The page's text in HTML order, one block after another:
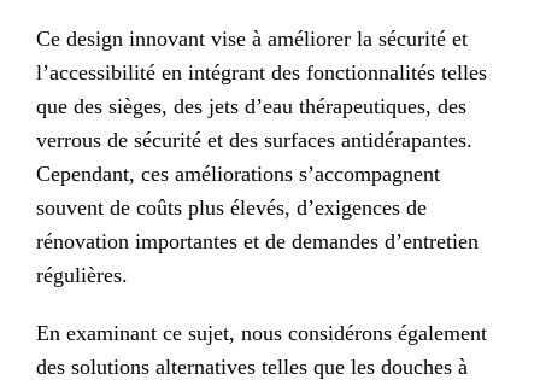
Ce design innovant vise à améliorer la sécurité et
l’accessibilité en intégrant des fonctionnalités telles
que des sièges, des jets d’eau thérapeutiques, des
verrous de sécurité et des surfaces antidérapantes.
Cependant, ces améliorations s’accompagnent
souvent de coûts plus élevés, d’exigences de
rénovation importantes et de demandes d’entretien
régulières.
En examinant ce sujet, nous considérons également
des solutions alternatives telles que les douches à